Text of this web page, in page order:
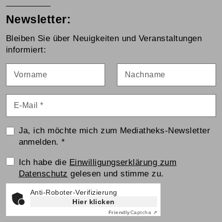
Newsletter:
Bleiben Sie über Neuigkeiten und Veranstaltungen
informiert:
Ja, ich möchte mich zum Mediatheks-Newsletter
anmelden.*
Einwilligungserklärung
Ich habe die Einwilligungserklärung zum
Datenschutz gelesen und stimme zu.
Anti-Roboter-Verifizierung
Hier klicken
FriendlyCaptcha ⇗